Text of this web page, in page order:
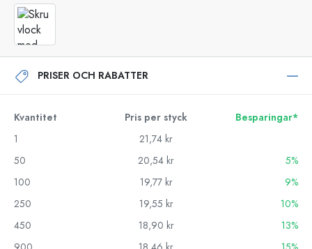
PRISER OCH RABATTER
Kvantitet Pris per styck
Besparingar*
1
21,74 kr
50
20,54 kr
5%
100
19,77 kr
9%
250
19,55 kr
10%
450
18,90 kr
13%